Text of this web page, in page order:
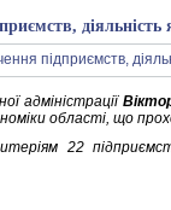
адміністрації
області, що
22